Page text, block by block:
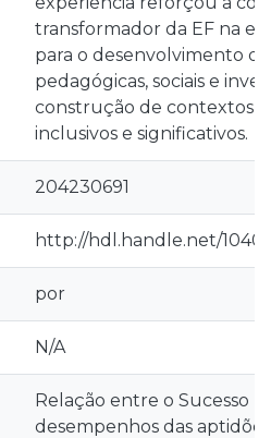
transformador da EF na
para o desenvolvimento
pedagógicas, sociais e
construção de contextos
inclusivos e significativos.
204230691
http://hdl.handle.net/
por
N/A
Relação entre o Sucesso
desempenhos das aptidões